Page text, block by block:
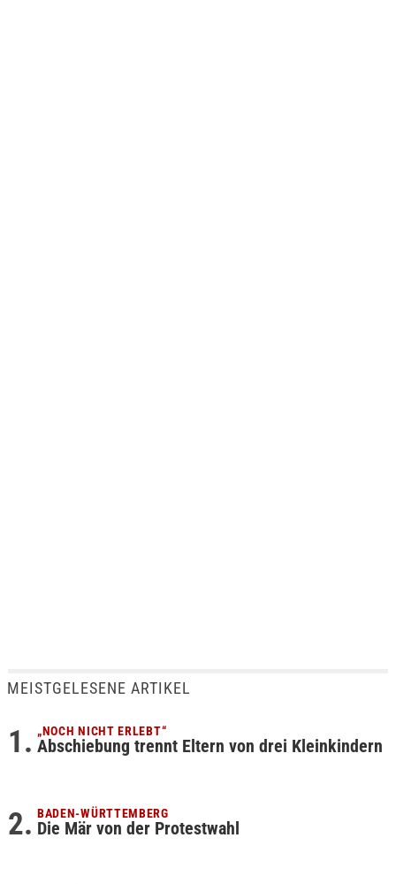
MEISTGELESENE ARTIKEL
„NOCH NICHT ERLEBT“
Abschiebung trennt Eltern von drei Kleinkindern
BADEN-WÜRTTEMBERG
Die Mär von der Protestwahl